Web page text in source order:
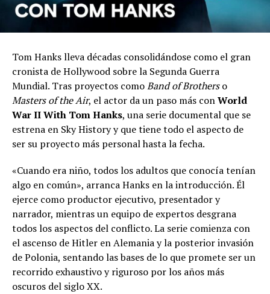
Tom Hanks lleva décadas consolidándose como el gran
cronista de Hollywood sobre la Segunda Guerra
Mundial. Tras proyectos comoBand of Brotherso
Masters of the Air, el actor da un paso más conWorld
War II With Tom Hanks, una serie documental que se
estrena en Sky History y que tiene todo el aspecto de
ser su proyecto más personal hasta la fecha.
«Cuando era niño, todos los adultos que conocía tenían
algo en común», arranca Hanks en la introducción. Él
ejerce como productor ejecutivo, presentador y
narrador, mientras un equipo de expertos desgrana
todos los aspectos del conflicto. La serie comienza con
el ascenso de Hitler en Alemania y la posterior invasión
de Polonia, sentando las bases de lo que promete ser un
recorrido exhaustivo y riguroso por los años más
oscuros del siglo XX.